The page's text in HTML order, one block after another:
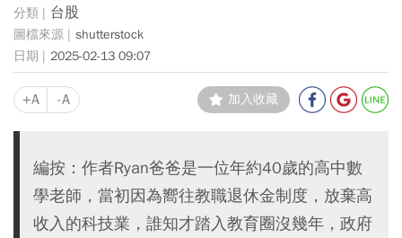
台股
shutterstock
2025-02-13 09:07
+A -A 加入收藏
編按：作者Ryan爸爸是一位年約40歲的高中數
學老師，當初因為嚮往教職退休金制度，放棄高
收入的科技業，誰知才踏入教育圈沒幾年，政府